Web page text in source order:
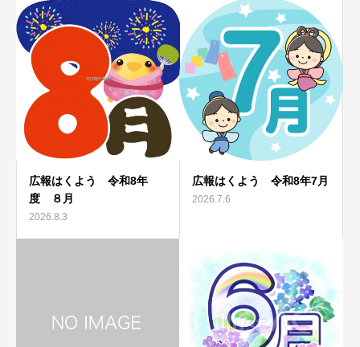
広報はくよう 令和8年
度 ８月
2026.8.3
広報はくよう 令和8年7月
2026.7.6